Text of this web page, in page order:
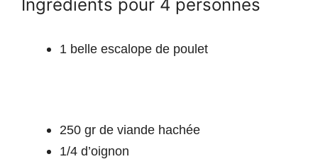
Ingrédients pour 4 personnes
1 belle escalope de poulet
250 gr de viande hachée
1/4 d’oignon